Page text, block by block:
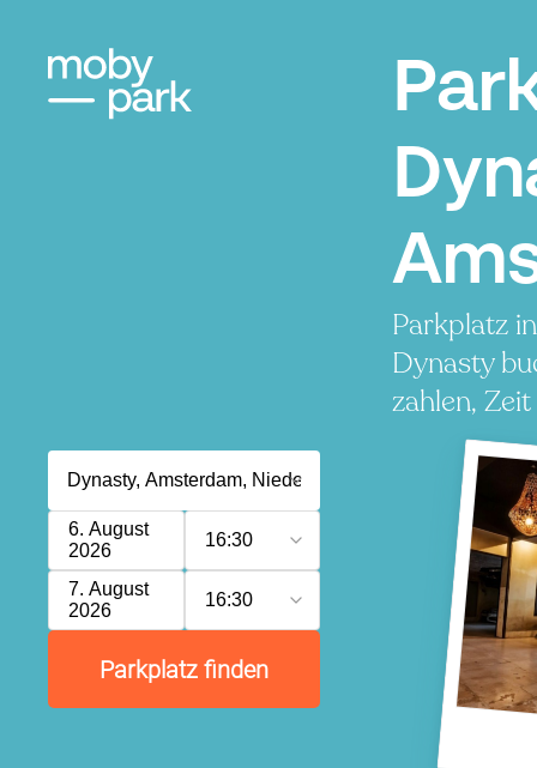
Parkplatz
Dynasty
zahlen,
6. August
2026
16:30
7. August
2026
16:30
Parkplatz finden